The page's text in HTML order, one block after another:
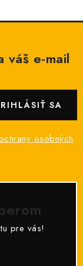
váš e-mail
osobných
SA
pre vás!